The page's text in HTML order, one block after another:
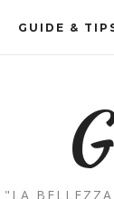
GUIDE &
"LA